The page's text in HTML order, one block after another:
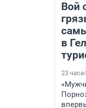
Вой
в
23 часа